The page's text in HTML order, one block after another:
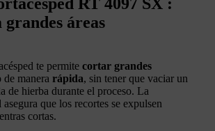
áreas
te permite cortar grandes
de manera rápida, sin tener que vaciar un
de hierba durante el proceso. La
que los recortes se expulsen
cortas.